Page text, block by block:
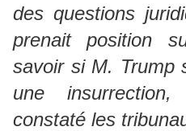
des questions
prenait position
savoir si M. Trump
une insurrection,
constaté les